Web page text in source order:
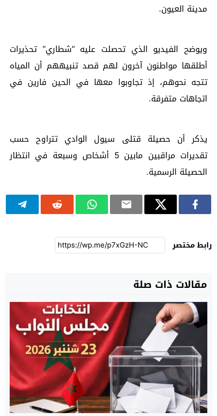
مدينة العيون.
ويوضح الفيديو الذي تحصلت عليه “شطاري” تحذيرات
أطلقها مواطنون آخرون لهم قصد تنبيههم أن المياه
تتجه نحوهم، إذ تجاوبوا معها في الحين فارين في
اتجاهات متفرقة.
يذكر أن حصيلة قتلى سيول الوادي تتراوح حسب
تقديرات مراقبين مابين 5 أشخاص وسبعة في انتظار
الحصيلة الرسمية.
رابط مختصر
مقالات ذات صلة